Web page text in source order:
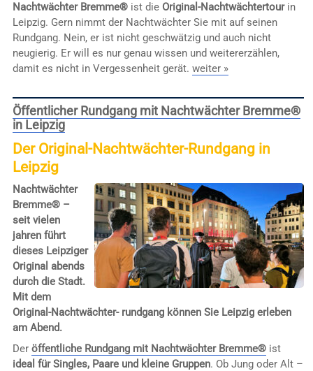
Nachtwächter Bremme®ist die Original-Nachtwächtertourin
Leipzig. Gern nimmt der Nachtwächter Sie mit auf seinen
Rundgang. Nein, er ist nicht geschwätzig und auch nicht
neugierig. Er will es nur genau wissen und weitererzählen,
damit es nicht in Vergessenheit gerät. weiter »
Öffentlicher Rundgang mit Nachtwächter Bremme®
in Leipzig
Der Original-Nachtwächter-Rundgang in
Leipzig
Nachtwächter
Bremme® –
seit vielen
jahren führt
dieses Leipziger
Original abends
durch die Stadt.
Mit dem
Original-Nachtwächter- rundgang können Sie Leipzig erleben
am Abend.
Der öffentliche Rundgang mit Nachtwächter Bremme®ist
ideal für Singles, Paare und kleine Gruppen. Ob Jung oder Alt –